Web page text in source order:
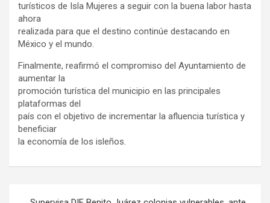
turísticos de Isla Mujeres a seguir con la buena labor hasta
ahora
realizada para que el destino continúe destacando en
México y el mundo.
Finalmente, reafirmó el compromiso del Ayuntamiento de
aumentar la
promoción turística del municipio en las principales
plataformas del
país con el objetivo de incrementar la afluencia turística y
beneficiar
la economía de los isleños.